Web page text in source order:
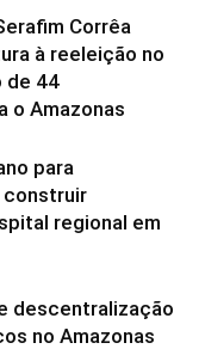
Corrêa
à reeleição no
de 44
o Amazonas
para
construir
regional em
descentralização
no Amazonas